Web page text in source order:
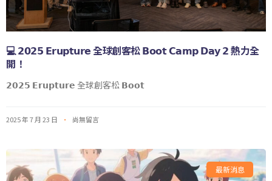
💻 𝟮𝟬𝟮𝟱 𝗘𝗿𝘂𝗽𝘁𝘂𝗿𝗲 全球創客松 𝗕𝗼𝗼𝘁 𝗖𝗮𝗺𝗽 𝗗𝗮𝘆 𝟮 熱力全
開！
𝟮𝟬𝟮𝟱 𝗘𝗿𝘂𝗽𝘁𝘂𝗿𝗲 全球創客松 𝗕𝗼𝗼𝘁
2025 年 7 月 23 日 尚無留言
最新消息